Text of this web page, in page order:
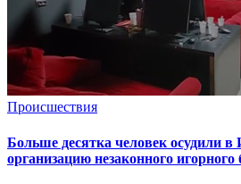
Происшествия
Больше десятка человек осудили в
организацию незаконного игорного